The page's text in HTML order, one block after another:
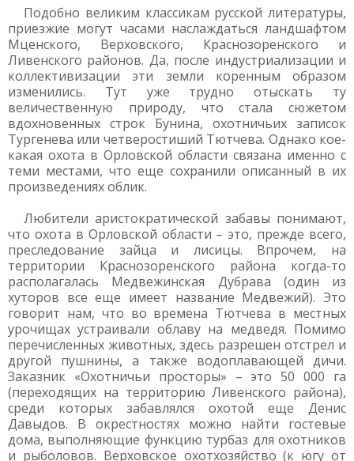
Подобно великим классикам русской литературы,
приезжие могут часами наслаждаться ландшафтом
Мценского, Верховского, Краснозоренского и
Ливенского районов. Да, после индустриализации и
коллективизации эти земли коренным образом
изменились. Тут уже трудно отыскать ту
величественную природу, что стала сюжетом
вдохновенных строк Бунина, охотничьих записок
Тургенева или четверостиший Тютчева. Однако кое-
какая охота в Орловской области связана именно с
теми местами, что еще сохранили описанный в их
произведениях облик.
Любители аристократической забавы понимают,
что охота в Орловской области – это, прежде всего,
преследование зайца и лисицы. Впрочем, на
территории Краснозоренского района когда-то
располагалась Медвежинская Дубрава (один из
хуторов все еще имеет название Медвежий). Это
говорит нам, что во времена Тютчева в местных
урочищах устраивали облаву на медведя. Помимо
перечисленных животных, здесь разрешен отстрел и
другой пушнины, а также водоплавающей дичи.
Заказник «Охотничьи просторы» – это 50 000 га
(переходящих на территорию Ливенского района),
среди которых забавлялся охотой еще Денис
Давыдов. В окрестностях можно найти гостевые
дома, выполняющие функцию турбаз для охотников
и рыболовов. Верховское охотхозяйство (к югу от